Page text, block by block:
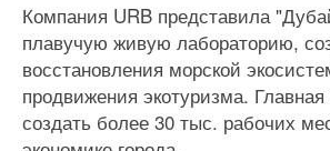
Компания URB представила
плавучую живую лабораторию,
восстановления морской
продвижения экотуризма. Главная
создать более 30 тыс. рабочих